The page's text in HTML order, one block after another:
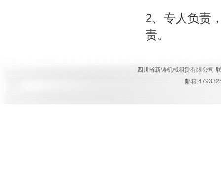
2、专人负责
责。
四川省新铸机械租赁有限公司
邮箱